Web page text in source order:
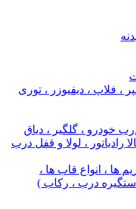
، فلاپ ، دیفیوزر ، توری
خودرو ، گلگیر ، دیاق
رادیاتور ، لولا و قفل درب
ها ، انواع قاب ها ،
درب ، رکاب )